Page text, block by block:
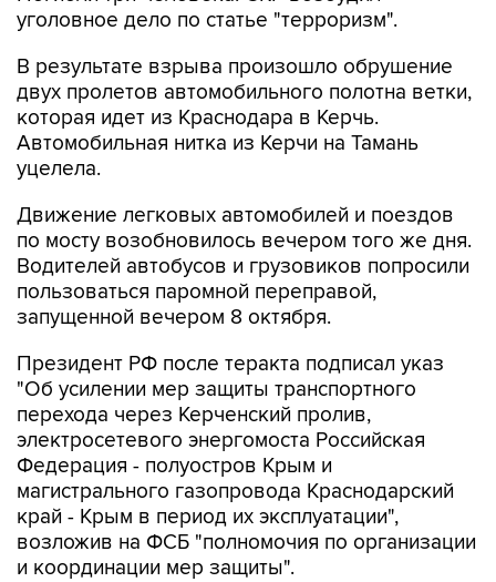
уголовное дело по статье "терроризм".
В результате взрыва произошло обрушение
двух пролетов автомобильного полотна ветки,
которая идет из Краснодара в Керчь.
Автомобильная нитка из Керчи на Тамань
уцелела.
Движение легковых автомобилей и поездов
по мосту возобновилось вечером того же дня.
Водителей автобусов и грузовиков попросили
пользоваться паромной переправой,
запущенной вечером 8 октября.
Президент РФ после теракта подписал указ
"Об усилении мер защиты транспортного
перехода через Керченский пролив,
электросетевого энергомоста Российская
Федерация - полуостров Крым и
магистрального газопровода Краснодарский
край - Крым в период их эксплуатации",
возложив на ФСБ "полномочия по организации
и координации мер защиты".